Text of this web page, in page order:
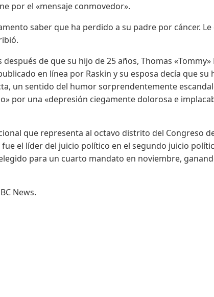
por el «mensaje conmovedor».
saber que ha perdido a su padre por cáncer. Le
de que su hijo de 25 años, Thomas «Tommy»
en línea por Raskin y su esposa decía que su
un sentido del humor sorprendentemente
por una «depresión ciegamente dolorosa e
que representa al octavo distrito del Congreso
el líder del juicio político en el segundo juicio
para un cuarto mandato en noviembre,
News.